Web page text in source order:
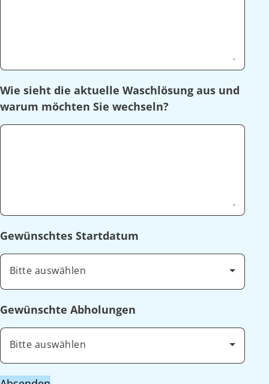
Wie sieht die aktuelle Waschlösung aus und
warum möchten Sie wechseln?
Gewünschtes Startdatum
Bitte auswählen
Gewünschte Abholungen
Bitte auswählen